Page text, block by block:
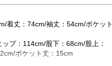
着丈：74cm/袖丈：54cm/ポケット
プ：114cm/股下：68cm/股上：
ポケット丈：15cm